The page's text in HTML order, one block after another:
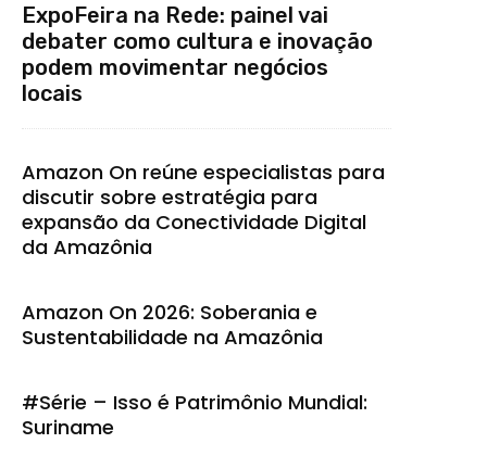
ExpoFeira na Rede: painel vai
debater como cultura e inovação
podem movimentar negócios
locais
Amazon On reúne especialistas para
discutir sobre estratégia para
expansão da Conectividade Digital
da Amazônia
Amazon On 2026: Soberania e
Sustentabilidade na Amazônia
#Série – Isso é Patrimônio Mundial:
Suriname